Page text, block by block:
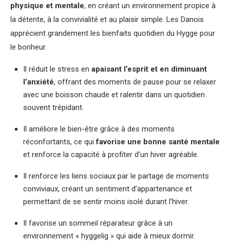
physique et mentale, en créant un environnement propice à
la détente, à la convivialité et au plaisir simple. Les Danois
apprécient grandement les bienfaits quotidien du Hygge pour
le bonheur.
Il réduit le stress en apaisant l’esprit et en diminuant
l’anxiété, offrant des moments de pause pour se relaxer
avec une boisson chaude et ralentir dans un quotidien
souvent trépidant.
Il améliore le bien-être grâce à des moments
réconfortants, ce quifavorise une bonne santé mentale
et renforce la capacité à profiter d’un hiver agréable.
Il renforce les liens sociaux par le partage de moments
conviviaux, créant un sentiment d’appartenance et
permettant de se sentir moins isolé durant l’hiver.
Il favorise un sommeil réparateur grâce à un
environnement « hyggelig » qui aide à mieux dormir.